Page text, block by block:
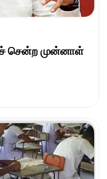
சென்ற முன்னாள்